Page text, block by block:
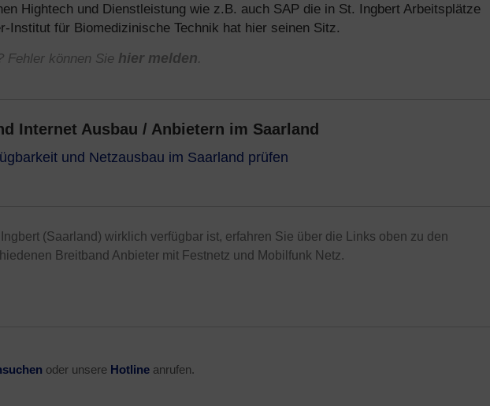
Hightech und Dienstleistung wie z.B. auch SAP die in St. Ingbert Arbeitsplätze
Institut für Biomedizinische Technik hat hier seinen Sitz.
Fehler können Sie hier melden.
Internet Ausbau / Anbietern im Saarland
und Netzausbau im Saarland prüfen
(Saarland) wirklich verfügbar ist, erfahren Sie über die Links oben zu den
Breitband Anbieter mit Festnetz und Mobilfunk Netz.
oder unsere Hotline anrufen.